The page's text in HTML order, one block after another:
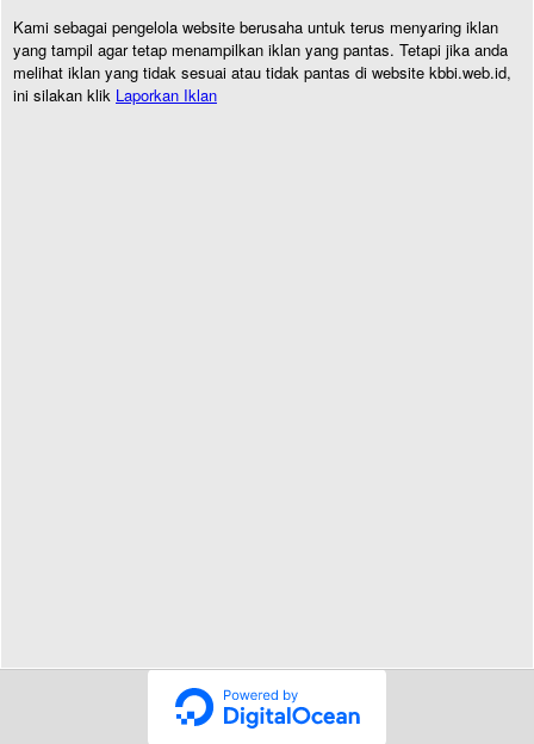
Kami sebagai pengelola website berusaha untuk terus menyaring iklan
yang tampil agar tetap menampilkan iklan yang pantas. Tetapi jika anda
melihat iklan yang tidak sesuai atau tidak pantas di website kbbi.web.id,
ini silakan klik Laporkan Iklan